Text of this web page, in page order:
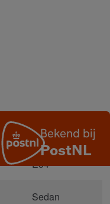
3239
E34
Sedan